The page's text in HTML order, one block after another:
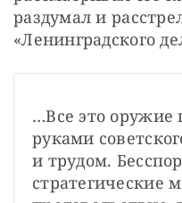
раздумал и
«Ленинградского
…Все это оружие
руками
и трудом.
стратегические